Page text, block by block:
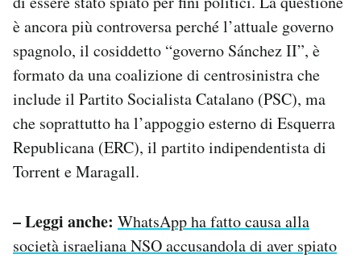
è ancora più controversa perché l’attuale governo
spagnolo, il cosiddetto “governo Sánchez II”, è
formato da una coalizione di centrosinistra che
include il Partito Socialista Catalano (PSC), ma
che soprattutto ha l’appoggio esterno di Esquerra
Republicana (ERC), il partito indipendentista di
Torrent e Maragall.
– Leggi anche: WhatsApp ha fatto causa alla
società israeliana NSO accusandola di aver spiato